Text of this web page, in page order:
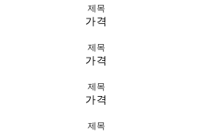
제목
가격
제목
가격
제목
가격
제목